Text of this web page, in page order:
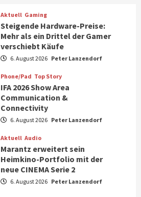
Smart Living Top Story
Verbraucher setzen immer
mehr auf Klimageräte und
Ventilatoren
Aktuell Gaming
Steigende Hardware-Preise:
Mehr als ein Drittel der
Gamer verschiebt Käufe
Phone/Pad Top Story
IFA 2026 Show Area
Communication &
Connectivity
Aktuell Gaming
Steigende Hardware-Preise:
Mehr als ein Drittel der Gamer
verschiebt Käufe
6. August 2026 Peter Lanzendorf
Phone/Pad Top Story
IFA 2026 Show Area
Communication &
Connectivity
6. August 2026 Peter Lanzendorf
Aktuell Audio
Marantz erweitert sein
Heimkino-Portfolio mit der
neue CINEMA Serie 2
6. August 2026 Peter Lanzendorf